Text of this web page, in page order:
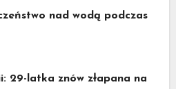
nad wodą podczas
29-latka znów złapana na